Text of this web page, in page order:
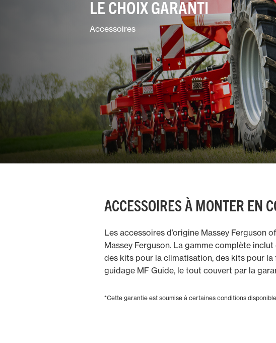
Espaces
Mixtes
LE CHOIX GARANTI
Accessoires
ACCESSOIRES À MONTER EN
Les accessoires d’origine Massey Ferguson
Massey Ferguson. La gamme complète
des kits pour la climatisation, des kits pour
guidage MF Guide, le tout couvert par la
*Cette garantie est soumise à certaines conditions